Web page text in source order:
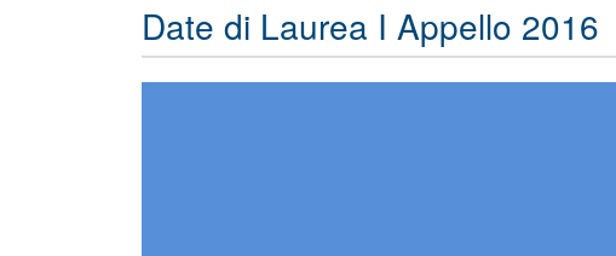
Date di Laurea I Appello 2016